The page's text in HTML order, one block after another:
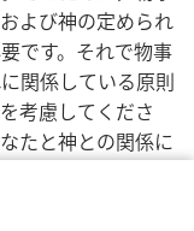
よび神の定められ
です。それで物事
関係している原則
考慮してくださ
たと神との関係に
るでしょう。